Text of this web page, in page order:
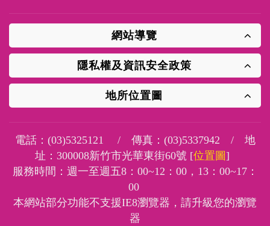
網站導覽
隱私權及資訊安全政策
地所位置圖
電話： (03)5325121 / 傳真： (03)5337942 / 地
址： 300008新竹市光華東街60號 [位置圖]
服務時間：週一至週五8：00~12：00，13：00~17：
00
本網站部分功能不支援IE8瀏覽器，請升級您的瀏覽
器